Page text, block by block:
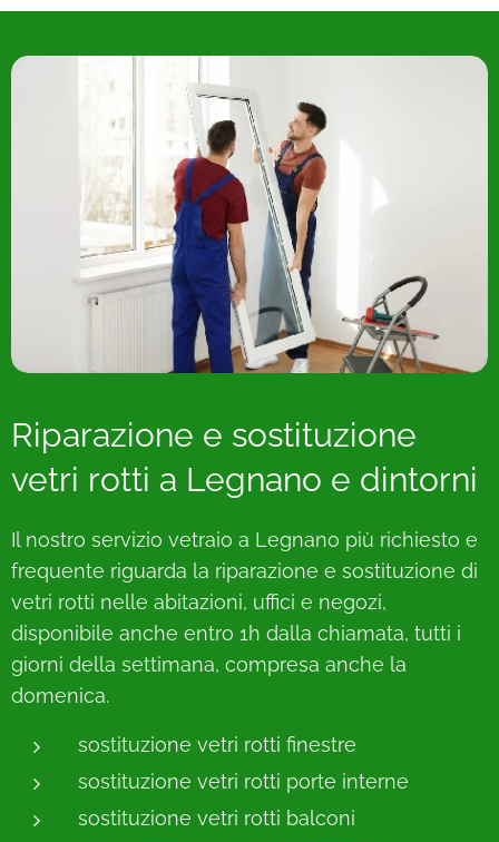
Riparazione e sostituzione
vetri rotti a Legnano e dintorni
Il nostro servizio vetraio a Legnano più richiesto e
frequente riguarda la riparazione e sostituzione di
vetri rotti nelle abitazioni, uffici e negozi,
disponibile anche entro 1h dalla chiamata, tutti i
giorni della settimana, compresa anche la
domenica.
sostituzione vetri rotti finestre
sostituzione vetri rotti porte interne
sostituzione vetri rotti balconi